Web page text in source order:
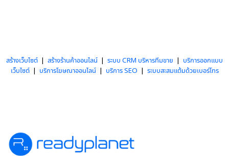
สร้างเว็บไซต์ | สร้างร้านค้าออนไลน์ | ระบบ CRM บริหารทีมขาย | บริการออกแบบ
เว็บไซต์| บริการโฆษณาออนไลน์| บริการ SEO | ระบบสะสมแต้มด้วยเบอร์โทร